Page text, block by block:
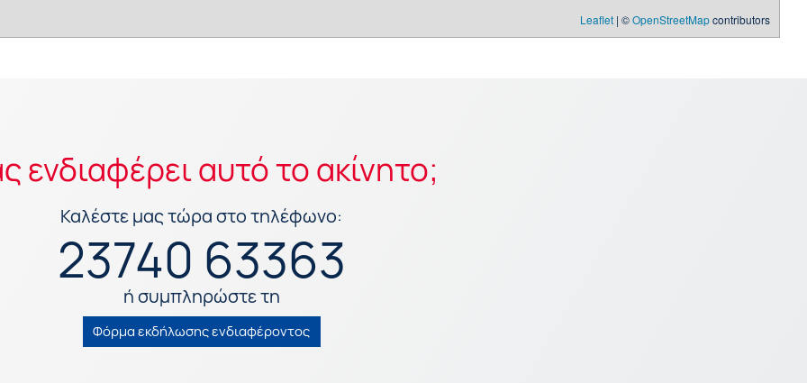
Leaflet | ©OpenStreetMapcontributors
ενδιαφέρει αυτό το ακίνητο;
Καλέστε μας τώρα στο τηλέφωνο:
23740 63363
ή συμπληρώστε τη
Φόρμα εκδήλωσης ενδιαφέροντος